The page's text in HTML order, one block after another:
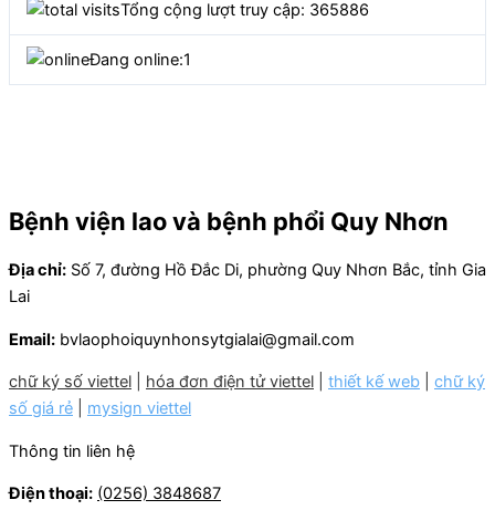
Tổng cộng lượt truy cập: 365886
Đang online:1
Bệnh viện lao và bệnh phổi Quy Nhơn
Địa chỉ: Số 7, đường Hồ Đắc Di, phường Quy Nhơn Bắc, tỉnh Gia
Lai
Email: bvlaophoiquynhonsytgialai@gmail.com
chữ ký số viettel hóa đơn điện tử viettel thiết kế web
chữ ký
số giá rẻ
mysign viettel
Thông tin liên hệ
Điện thoại: (0256) 3848687